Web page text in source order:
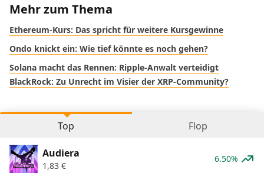
Mehr zum Thema
Ethereum-Kurs: Das spricht für weitere Kursgewinne
Ondo knickt ein: Wie tief könnte es noch gehen?
Solana macht das Rennen: Ripple-Anwalt verteidigt
BlackRock: Zu Unrecht im Visier der XRP-Community?
Top Flop
Audiera
1,83 €
6.50%